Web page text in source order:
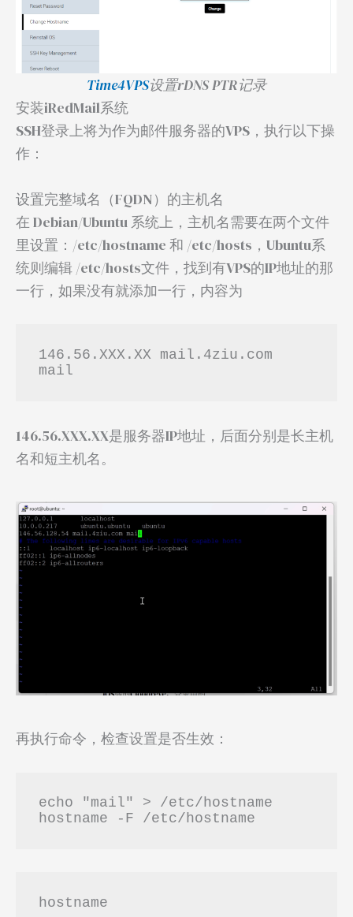
Time4VPS设置rDNS PTR记录
安装iRedMail系统
SSH登录上将为作为邮件服务器的VPS，执行以下操
作：
设置完整域名（FQDN）的主机名
在 Debian/Ubuntu 系统上，主机名需要在两个文件
里设置：/etc/hostname 和 /etc/hosts，Ubuntu系
统则编辑 /etc/hosts文件，找到有VPS的IP地址的那
一行，如果没有就添加一行，内容为
146.56.XXX.XX mail.4ziu.com
mail
146.56.XXX.XX是服务器IP地址，后面分别是长主机
名和短主机名。
再执行命令，检查设置是否生效：
echo "mail" > /etc/hostname
hostname -F /etc/hostname
hostname